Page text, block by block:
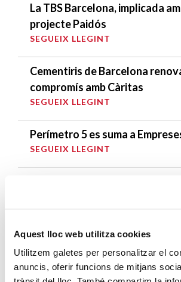
Aquest lloc web utilitza cookies
Utilitzem galetes per personalitzar el
anuncis, oferir funcions de mitjans
La TBS Barcelona, implicada
projecte Paidós
SEGUEIX LLEGINT
Cementiris de Barcelona
compromís amb Càritas
SEGUEIX LLEGINT
Perímetro 5 es suma a
SEGUEIX LLEGINT
Les unitats de convivència
Ronda Universitat i Paral·lel,
Montserrat
DARRERES ENTRADES